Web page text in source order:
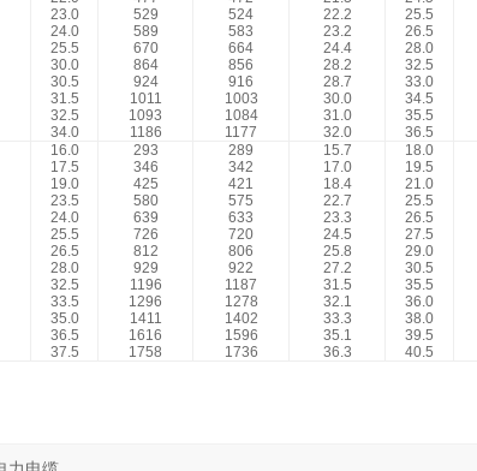
23.0
24.0
25.5
30.0
30.5
31.5
32.5
34.0
529
589
670
864
924
1011
1093
1186
524
583
664
856
916
1003
1084
1177
22.2
23.2
24.4
28.2
28.7
30.0
31.0
32.0
25.5
26.5
28.0
32.5
33.0
34.5
35.5
36.5
16.0
17.5
19.0
23.5
24.0
25.5
26.5
28.0
32.5
33.5
35.0
36.5
37.5
293
346
425
580
639
726
812
929
1196
1296
1411
1616
1758
289
342
421
575
633
720
806
922
1187
1278
1402
1596
1736
15.7
17.0
18.4
22.7
23.3
24.5
25.8
27.2
31.5
32.1
33.3
35.1
36.3
18.0
19.5
21.0
25.5
26.5
27.5
29.0
30.5
35.5
36.0
38.0
39.5
40.5